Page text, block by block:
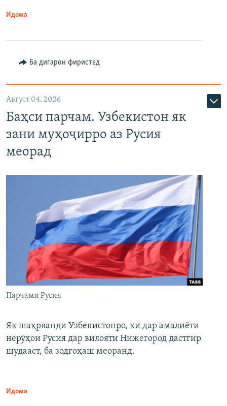
Идома
Ба дигарон фиристед
Август 04, 2026
Баҳси парчам. Узбекистон як
зани муҳоҷирро аз Русия
меорад
Парчами Русия
Як шаҳрванди Узбекистонро, ки дар амалиёти
нерӯҳои Русия дар вилояти Нижегород дастгир
шудааст, ба зодгоҳаш меоранд.
Идома